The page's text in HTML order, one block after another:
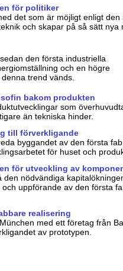
för politiker
det som är möjligt enligt den
och skapar på så sätt nya
den första industriella
och en högre
trend vänds.
bakom produkten
som
än tekniska hinder.
till förverkligande
byggandet av den första
för huset och
för utveckling av
den nödvändiga
uppförande av den första
realisering
med ett företag från
av prototypen.